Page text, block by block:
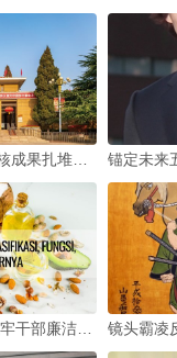
的新挑战，在研讨的